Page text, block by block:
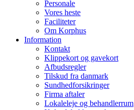
Personale
Vores heste
Faciliteter
Om Korphus
Information
Kontakt
Klippekort og gavekort
Afbudsregler
Tilskud fra danmark
Sundhedforsikringer
Firma aftaler
Lokaleleje og behandlerrum